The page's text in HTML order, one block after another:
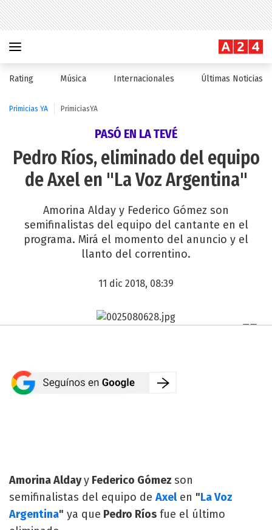
Rating Música Internacionales Últimas Noticias
Primicias YA PrimiciasYA
PASÓ EN LA TEVÉ
Pedro Ríos, eliminado del equipo
de Axel en "La Voz Argentina"
Amorina Alday y Federico Gómez son
semifinalistas del equipo del cantante en el
programa. Mirá el momento del anuncio y el
llanto del correntino.
11 dic 2018, 08:39
Amorina Aldayy Federico Gómez son
semifinalistas del equipo de Axelen "La Voz
Argentina" ya que Pedro Ríos fue el último